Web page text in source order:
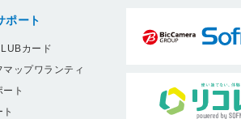
ポート
カード
ップワランティ
ト